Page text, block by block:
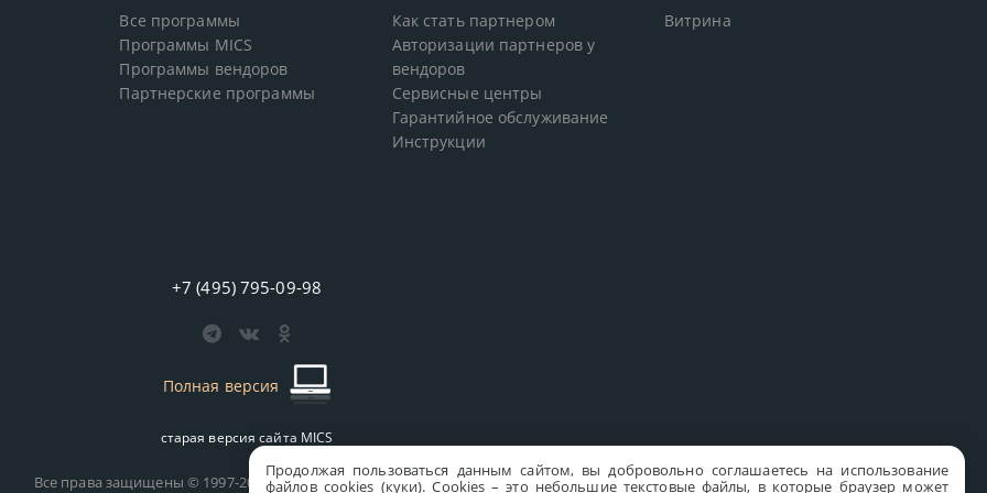
Продолжая пользоваться данным сайтом, вы добровольно соглашаетесь на использование
файлов cookies (куки). Сookies – это небольшие текстовые файлы, в которые браузер может
Все программы
Программы MICS
Программы вендоров
Партнерские программы
Как стать партнером
Авторизации партнеров у
вендоров
Сервисные центры
Гарантийное обслуживание
Инструкции
Витрина
+7 (495) 795-09-98
Полная версия
старая версия сайта MICS
Все права защищены © 1997-2026 MICS Distribution Company